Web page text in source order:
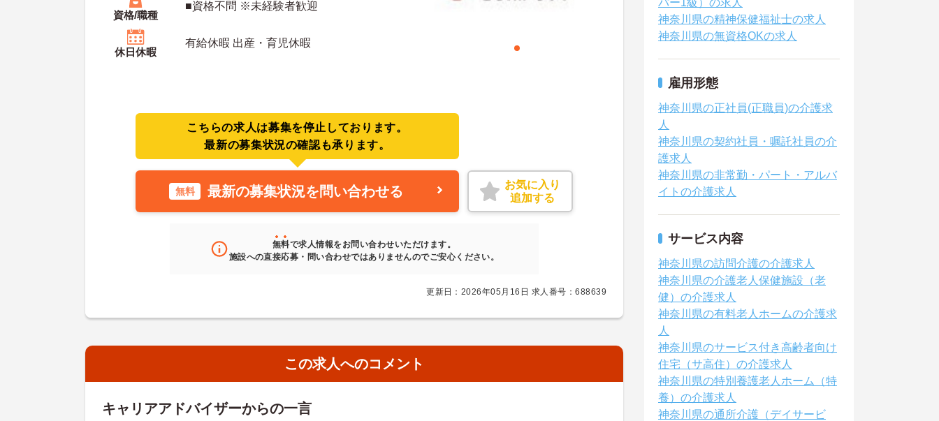
資格/職種
■資格不問 ※未経験者歓迎
休日休暇
有給休暇 出産・育児休暇
こちらの求人は募集を停止しております。
最新の募集状況の確認も承ります。
無料 最新の募集状況を問い合わせる
お気に入り
追加する
無料で求人情報をお問い合わせいただけます。
施設への直接応募・問い合わせではありませんのでご安心ください。
更新日：2026年05月16日 求人番号：688639
この求人へのコメント
キャリアアドバイザーからの一言
パー1級）の求人
神奈川県の精神保健福祉士の求人
神奈川県の無資格OKの求人
雇用形態
神奈川県の正社員(正職員)の介護求
人
神奈川県の契約社員・嘱託社員の介
護求人
神奈川県の非常勤・パート・アルバ
イトの介護求人
サービス内容
神奈川県の訪問介護の介護求人
神奈川県の介護老人保健施設（老
健）の介護求人
神奈川県の有料老人ホームの介護求
人
神奈川県のサービス付き高齢者向け
住宅（サ高住）の介護求人
神奈川県の特別養護老人ホーム（特
養）の介護求人
神奈川県の通所介護（デイサービ